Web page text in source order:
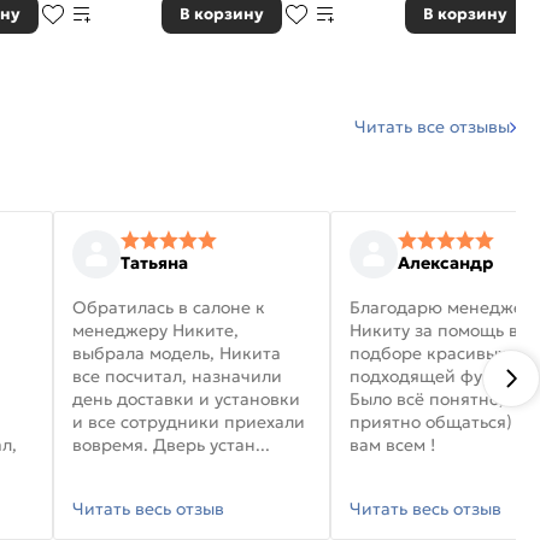
В корзину В корзину
Читать все отзывы
Татьяна
Обратилась в салоне к
менеджеру Никите,
выбрала модель, Никита
все посчитал, назначили
день доставки и установки
и все сотрудники приехали
вовремя. Дверь устан...
Читать весь отзыв
Александр
Благодарю
Никиту за помощь в
подборе красивых
подходящей
Было всё понятно, и
приятно общаться)
вам всем !
Читать весь отзыв